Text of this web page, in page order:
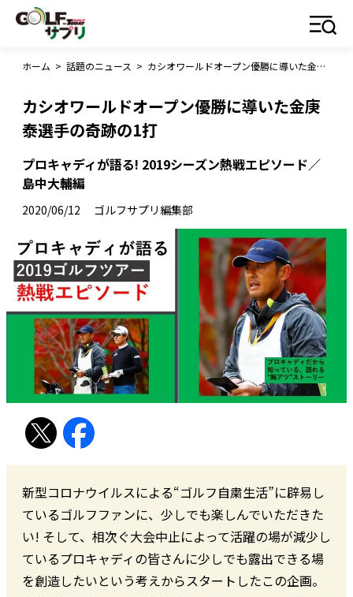
ホーム > 話題のニュース > カシオワールドオープン優勝に導いた金庚泰選手の奇跡の1打
カシオワールドオープン優勝に導いた金庚
泰選手の奇跡の1打
プロキャディが語る! 2019シーズン熱戦エピソード／
島中大輔編
2020/06/12 ゴルフサプリ編集部
新型コロナウイルスによる“ゴルフ自粛生活”に辟易し
ているゴルフファンに、少しでも楽しんでいただきた
い! そして、相次ぐ大会中止によって活躍の場が減少し
ているプロキャディの皆さんに少しでも露出できる場
を創造したいという考えからスタートしたこの企画。